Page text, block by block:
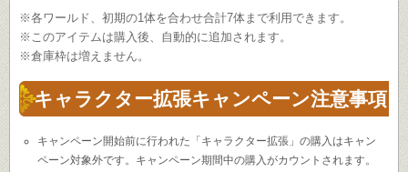
※各ワールド、初期の1体を合わせ合計7体まで利用できます。
※このアイテムは購入後、自動的に追加されます。
※倉庫枠は増えません。
キャラクター拡張キャンペーン注意事項
キャンペーン開始前に行われた「キャラクター拡張」の購入はキャン
ペーン対象外です。キャンペーン期間中の購入がカウントされます。